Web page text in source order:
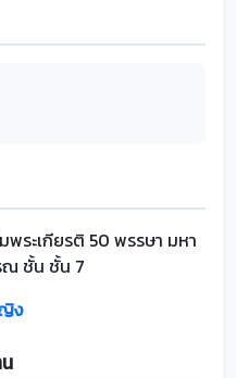
พระเกียรติ 50 พรรษา มหา
ณ ชั้น ชั้น 7
ง